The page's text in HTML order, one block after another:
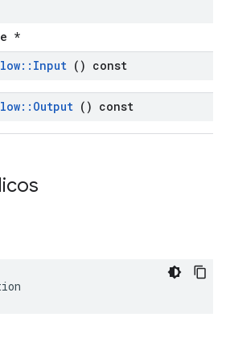
*
:: Input () const
:: Output () const